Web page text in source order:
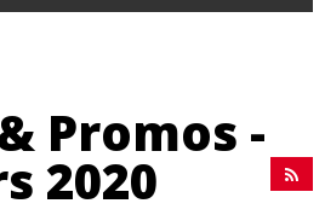
Promos -
2020